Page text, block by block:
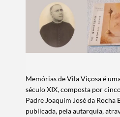
Memórias de Vila Viçosa é
século XIX, composta por
Padre Joaquim José da Rocha
publicada, pela autarquia,